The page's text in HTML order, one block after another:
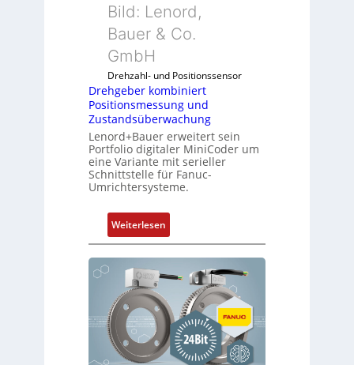
i
b
ü
r
d
i
e
A
w
e
u
n
g
k
o
o
d
e
b
r
i
n
g
e
G
5
G
a
u
Bild: Lenord,
Bauer & Co.
GmbH
Drehzahl- und Positionssensor
Drehgeber kombiniert
Positionsmessung und
Zustandsüberwachung
Lenord+Bauer erweitert sein
Portfolio digitaler MiniCoder um
eine Variante mit serieller
Schnittstelle für Fanuc-
Umrichtersysteme.
Weiterlesen:
D
r
e
g
e
b
e